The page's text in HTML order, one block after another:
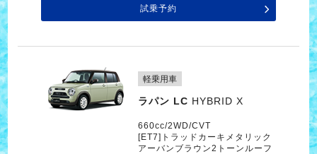
試乗予約
軽乗用車
ラパン LC HYBRID X
660cc/2WD/CVT
[ET7]トラッドカーキメタリック
アーバンブラウン2トーンルーフ